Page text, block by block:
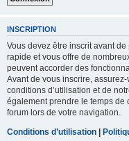
INSCRIPTION
Vous devez être inscrit avant
rapide et vous offre de
peuvent accorder des
Avant de vous inscrire,
conditions d’utilisation et de
également prendre le temps de
forum lors de votre navigation.
Conditions d’utilisation |